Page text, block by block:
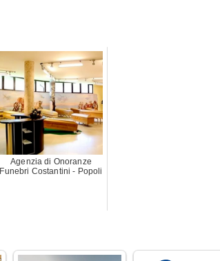
Agenzia di Onoranze
Funebri Costantini - Popoli